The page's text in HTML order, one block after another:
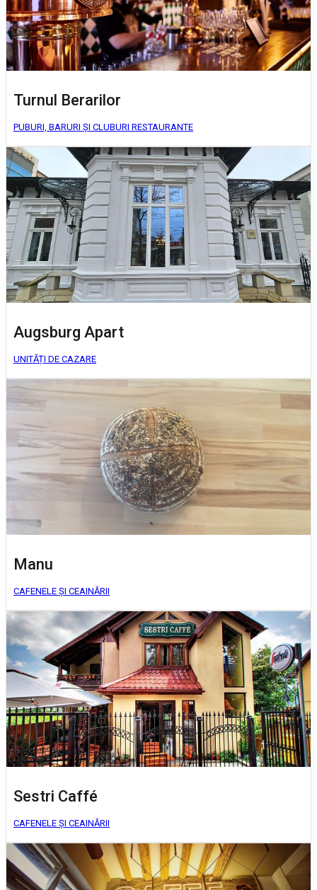
Turnul Berarilor
PUBURI, BARURI ȘI CLUBURI RESTAURANTE
Augsburg Apart
UNITĂȚI DE CAZARE
Manu
CAFENELE ȘI CEAINĂRII
Sestri Caffé
CAFENELE ȘI CEAINĂRII